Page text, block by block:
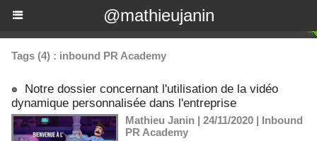
@mathieujanin
Tags (4) : inbound PR Academy
Notre dossier concernant l'utilisation de la vidéo
dynamique personnalisée dans l'entreprise
Mathieu Janin | 24/11/2020 | Inbound
PR Academy